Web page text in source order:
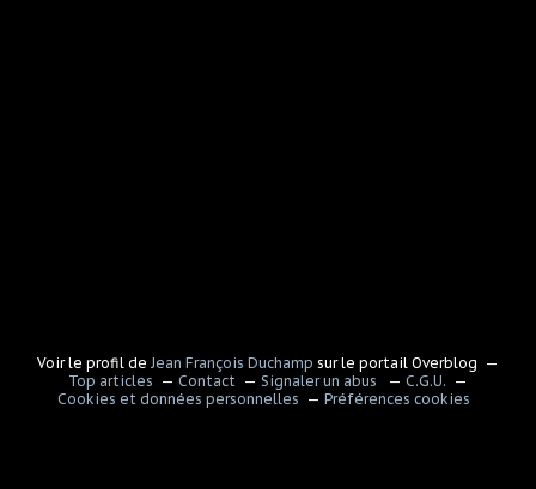
Voir le profil de Jean François Duchamp sur le portail Overblog
Top articles
Contact Signaler un abus
C.G.U.
Cookies et données personnelles
Préférences cookies